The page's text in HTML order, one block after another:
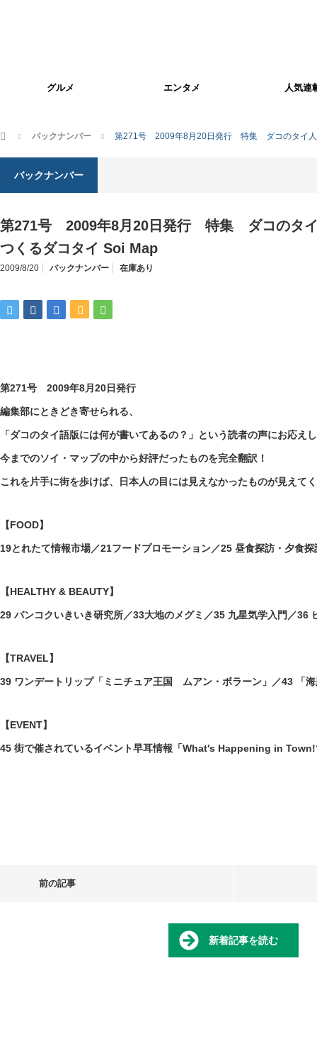
グルメ エンタメ 人気連
ホーム バックナンバー 第271号 2009年8月20日発行 特集 ダコのタイ人
バックナンバー
第271号 2009年8月20日発行 特集 ダコのタイ
つくるダコタイ Soi Map
2009/8/20 バックナンバー 在庫あり
第271号 2009年8月20日発行
編集部にときどき寄せられる、
「ダコのタイ語版には何が書いてあるの？」という読者の声にお応え
今までのソイ・マップの中から好評だったものを完全翻訳！
これを片手に街を歩けば、日本人の目には見えなかったものが見えて
【FOOD】
19とれたて情報市場／21フードプロモーション／25 昼食探訪・夕食
【HEALTHY & BEAUTY】
29 バンコクいきいき研究所／33大地のメグミ／35 九星気学入門／36
【TRAVEL】
39 ワンデートリップ「ミニチュア王国 ムアン・ボラーン」／43 「
【EVENT】
45 街で催されているイベント早耳情報「What's Happening in
前の記事
新着記事を読む